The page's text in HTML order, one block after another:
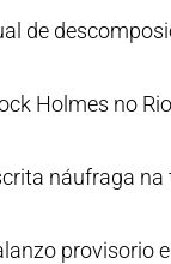
de
Holmes no
náufraga
provisorio